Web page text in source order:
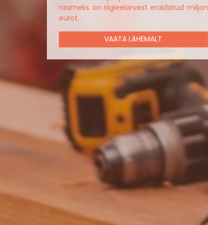
raameks on riigieelarvest eraldatud miljon
eurot.
VAATA LÄHEMALT